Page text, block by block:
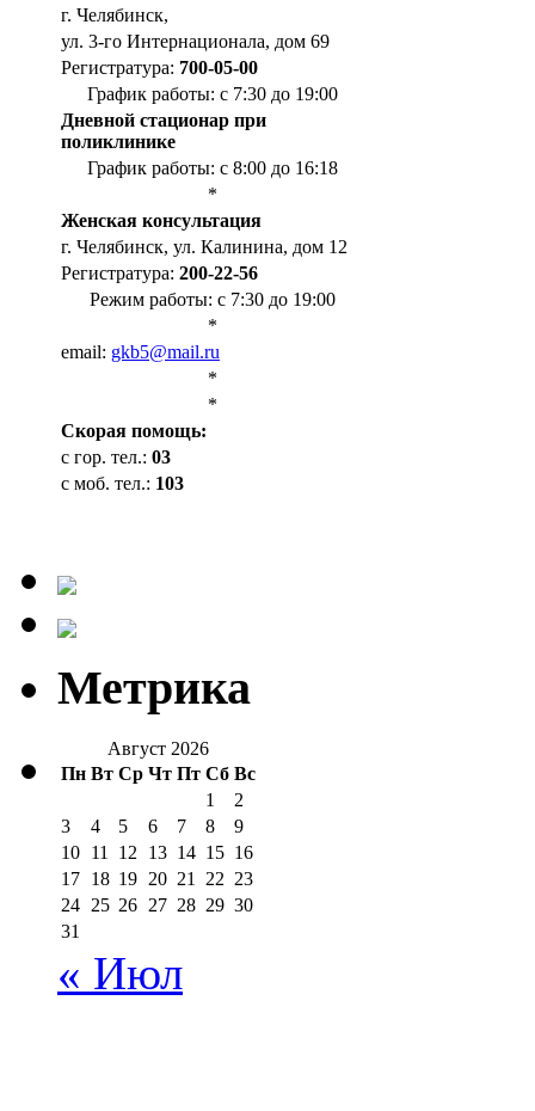
г. Челябинск,
ул. 3-го Интернационала, дом 69
Регистратура: 700-05-00
График работы: с 7:30 до 19:00
Дневной стационар при
поликлинике
График работы: с 8:00 до 16:18
*
Женская консультация
г. Челябинск, ул. Калинина, дом 12
Регистратура: 200-22-56
Режим работы: с 7:30 до 19:00
*
email: gkb5@mail.ru
*
*
Cкорая помощь:
с гор. тел.: 03
с моб. тел.: 103
Метрика
Август 2026
Пн Вт Ср Чт Пт Сб Вс
1
2
3
4 5 6 7 8
9
10 11 12 13 14 15 16
17 18 19 20 21 22 23
24 25 26 27 28 29 30
31
« Июл